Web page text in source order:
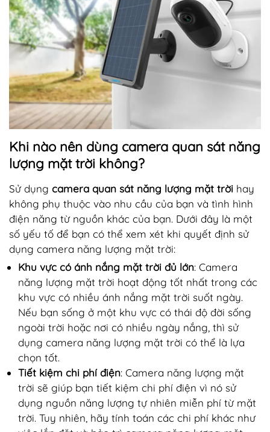
Khi nào nên dùng camera quan sát năng
lượng mặt trời không?
Sử dụng camera quan sát năng lượng mặt trời hay
không phụ thuộc vào nhu cầu của bạn và tình hình
điện năng từ nguồn khác của bạn. Dưới đây là một
số yếu tố để bạn có thể xem xét khi quyết định sử
dụng camera năng lượng mặt trời:
Khu vực có ánh nắng mặt trời đủ lớn: Camera
năng lượng mặt trời hoạt động tốt nhất trong các
khu vực có nhiều ánh nắng mặt trời suốt ngày.
Nếu bạn sống ở một khu vực có thái độ đời sống
ngoài trời hoặc nơi có nhiều ngày nắng, thì sử
dụng camera năng lượng mặt trời có thể là lựa
chọn tốt.
Tiết kiệm chi phí điện: Camera năng lượng mặt
trời sẽ giúp bạn tiết kiệm chi phí điện vì nó sử
dụng nguồn năng lượng tự nhiên miễn phí từ mặt
trời. Tuy nhiên, hãy tính toán các chi phí khác như